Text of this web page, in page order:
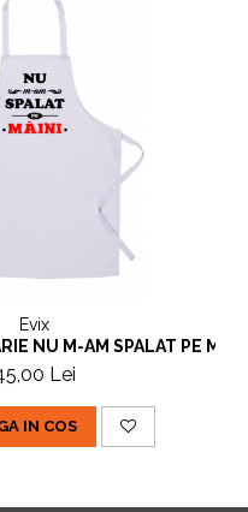
Evix
NU M-AM SPALAT PE
Lei
IN COS